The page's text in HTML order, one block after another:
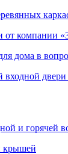
от компании
дома в
входной
и
крышей